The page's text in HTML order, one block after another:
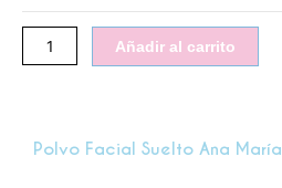
cantidad
Añadir al carrito
Polvo Facial Suelto Ana María